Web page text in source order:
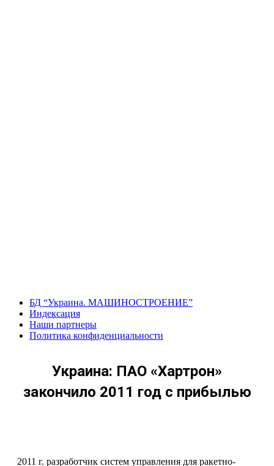
содержанию
БД “Украина. МАШИНОСТРОЕНИЕ”
Индекcация
Наши партнеры
Политика конфиденциальности
Украина: ПАО «Хартрон»
закончило 2011 год с прибылью
2011 г. разработчик систем управления для ракетно-